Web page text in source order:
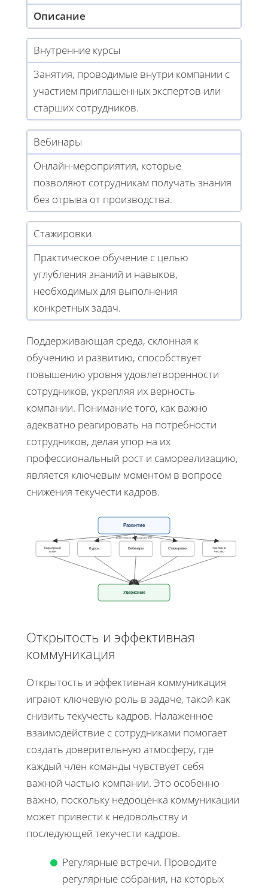
Описание
Внутренние курсы
Занятия, проводимые внутри компании с
участием приглашенных экспертов или
старших сотрудников.
Вебинары
Онлайн-мероприятия, которые
позволяют сотрудникам получать знания
без отрыва от производства.
Стажировки
Практическое обучение с целью
углубления знаний и навыков,
необходимых для выполнения
конкретных задач.
Поддерживающая среда, склонная к
обучению и развитию, способствует
повышению уровня удовлетворенности
сотрудников, укрепляя их верность
компании. Понимание того, как важно
адекватно реагировать на потребности
сотрудников, делая упор на их
профессиональный рост и самореализацию,
является ключевым моментом в вопросе
снижения текучести кадров.
Развитие
Карьерный
план
Курсы Вебинары Стажировки
Наставни
чество
Удержание
Ключевые направления
Результат
Открытость и эффективная
коммуникация
Открытость и эффективная коммуникация
играют ключевую роль в задаче, такой как
снизить текучесть кадров. Налаженное
взаимодействие с сотрудниками помогает
создать доверительную атмосферу, где
каждый член команды чувствует себя
важной частью компании. Это особенно
важно, поскольку недооценка коммуникации
может привести к недовольству и
последующей текучести кадров.
Регулярные встречи. Проводите
регулярные собрания, на которых